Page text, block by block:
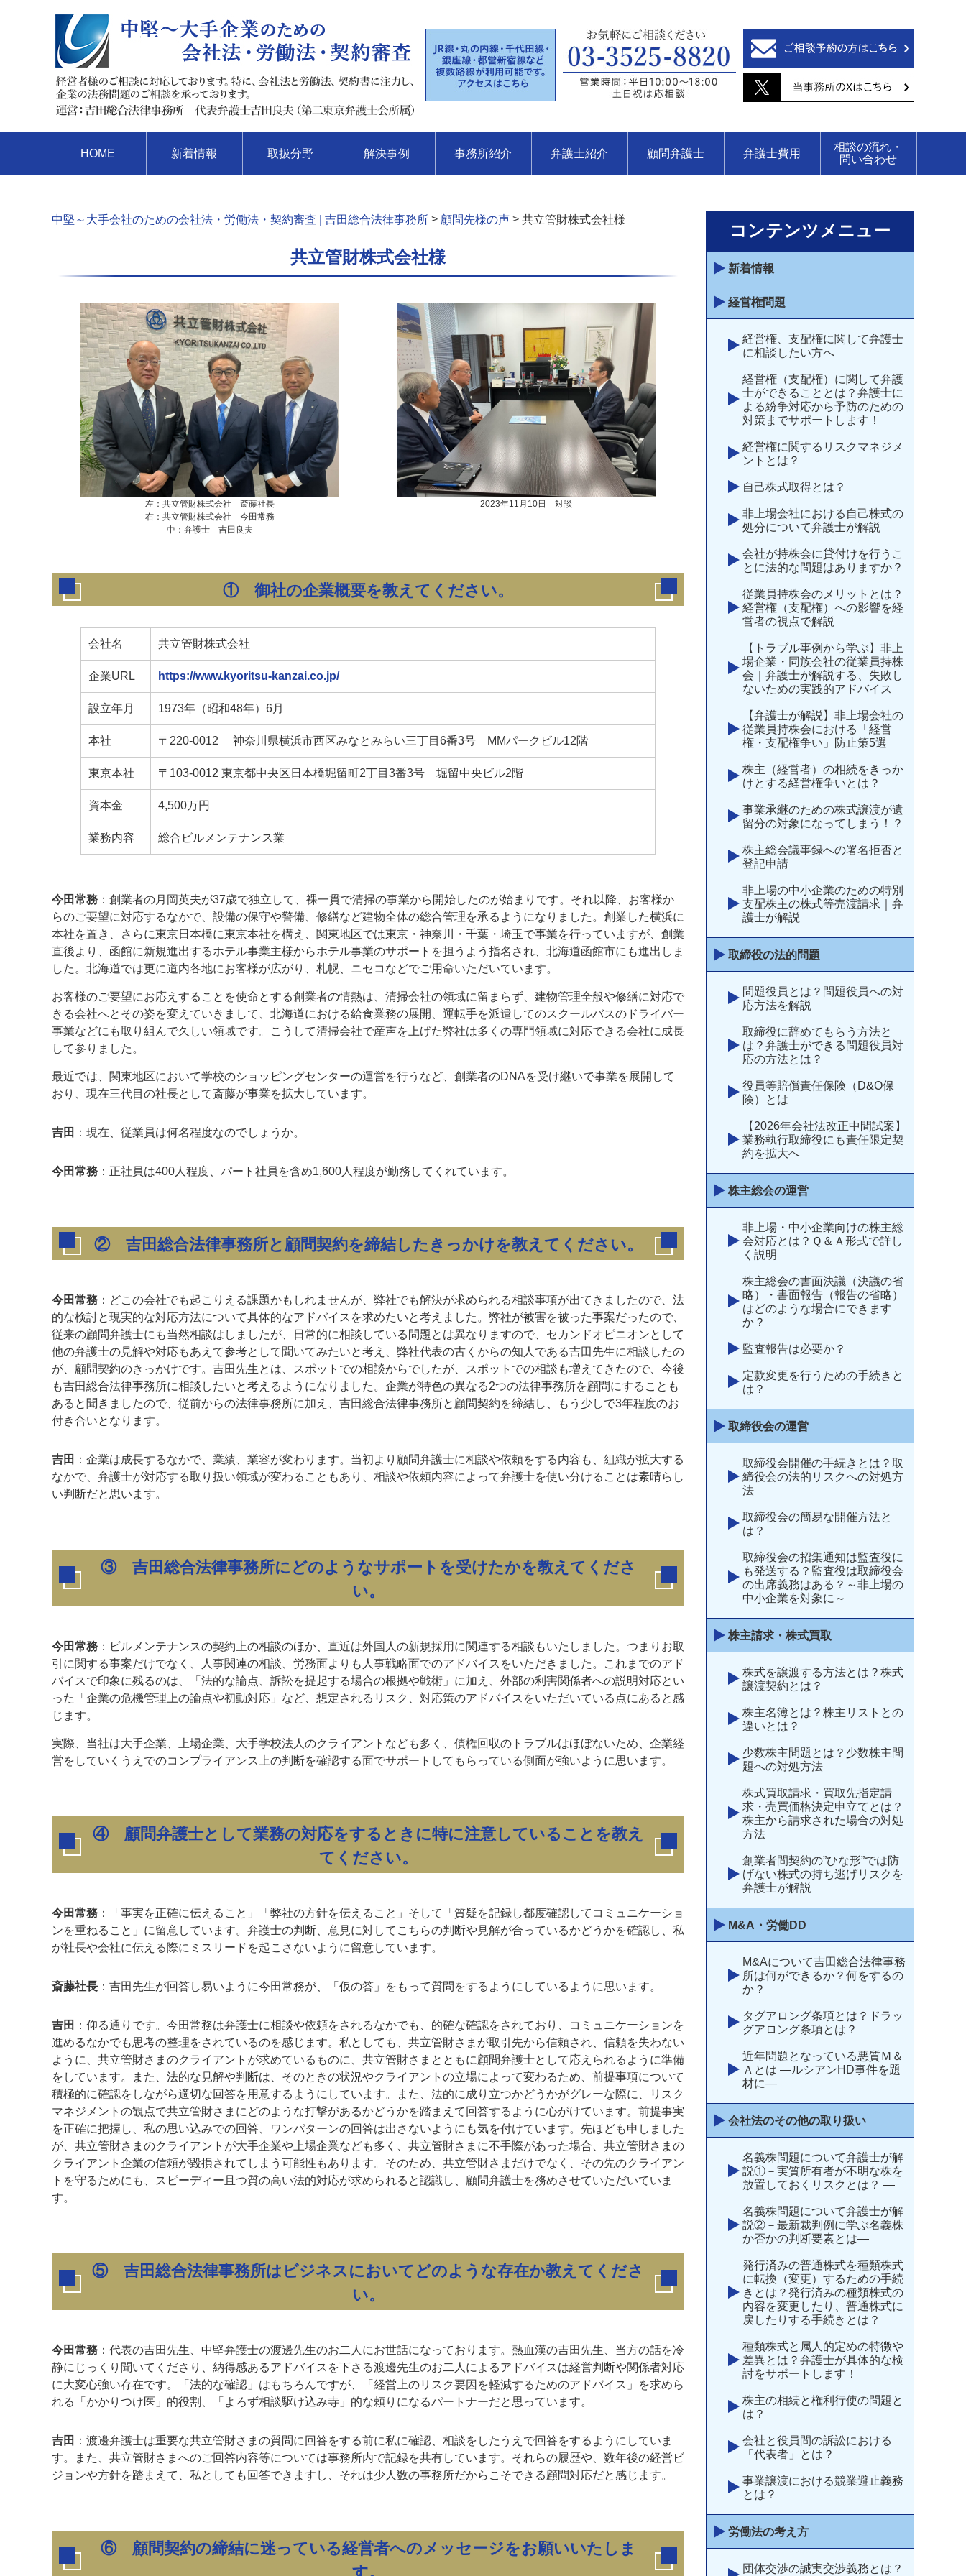
HOME 新着情報 取扱分野 解決事例 事務所紹介 弁護士紹介 顧問弁護士 弁護士費用
相談の流れ・
問い合わせ
中堅～大手会社のための会社法・労働法・契約審査 | 吉田総合法律事務所 > 顧問先様の声 > 共立管財株式会社様
共立管財株式会社様
左：共立管財株式会社 斎藤社長
右：共立管財株式会社 今田常務
中：弁護士 吉田良夫
2023年11月10日 対談
① 御社の企業概要を教えてください。
会社名 共立管財株式会社
企業URL https://www.kyoritsu-kanzai.co.jp/
設立年月 1973年（昭和48年）6月
本社 〒220-0012 神奈川県横浜市西区みなとみらい三丁目6番3号 MMパークビル12階
東京本社 〒103-0012 東京都中央区日本橋堀留町2丁目3番3号 堀留中央ビル2階
資本金 4,500万円
業務内容 総合ビルメンテナンス業
今田常務 ：創業者の月岡英夫が37歳で独立して、裸一貫で清掃の事業から開始したのが始まりです。それ以降、お客様か
らのご要望に対応するなかで、設備の保守や警備、修繕など建物全体の総合管理を承るようになりました。創業した横浜に
本社を置き、さらに東京日本橋に東京本社を構え、関東地区では東京・神奈川・千葉・埼玉で事業を行っていますが、創業
直後より、函館に新規進出するホテル事業主様からホテル事業のサポートを担うよう指名され、北海道函館市にも進出しま
した。北海道では更に道内各地にお客様が広がり、札幌、ニセコなどでご用命いただいています。
お客様のご要望にお応えすることを使命とする創業者の情熱は、清掃会社の領域に留まらず、建物管理全般や修繕に対応で
きる会社へとその姿を変えていきまして、北海道における給食業務の展開、運転手を派遣してのスクールバスのドライバー
事業などにも取り組んで久しい領域です。こうして清掃会社で産声を上げた弊社は多くの専門領域に対応できる会社に成長
して参りました。
最近では、関東地区において学校のショッピングセンターの運営を行うなど、創業者のDNAを受け継いで事業を展開して
おり、現在三代目の社長として斎藤が事業を拡大しています。
吉田 ：現在、従業員は何名程度なのでしょうか。
今田常務 ：正社員は400人程度、パート社員を含め1,600人程度が勤務してくれています。
② 吉田総合法律事務所と顧問契約を締結したきっかけを教えてください。
今田常務 ：どこの会社でも起こりえる課題かもしれませんが、弊社でも解決が求められる相談事項が出てきましたので、法
的な検討と現実的な対応方法について具体的なアドバイスを求めたいと考えました。弊社が被害を被った事案だったので、
従来の顧問弁護士にも当然相談はしましたが、日常的に相談している問題とは異なりますので、セカンドオピニオンとして
他の弁護士の見解や対応もあえて参考として聞いてみたいと考え、弊社代表の古くからの知人である吉田先生に相談したの
が、顧問契約のきっかけです。吉田先生とは、スポットでの相談からでしたが、スポットでの相談も増えてきたので、今後
も吉田総合法律事務所に相談したいと考えるようになりました。企業が特色の異なる2つの法律事務所を顧問にすることも
あると聞きましたので、従前からの法律事務所に加え、吉田総合法律事務所と顧問契約を締結し、もう少しで3年程度のお
付き合いとなります。
吉田 ：企業は成長するなかで、業績、業容が変わります。当初より顧問弁護士に相談や依頼をする内容も、組織が拡大する
なかで、弁護士が対応する取り扱い領域が変わることもあり、相談や依頼内容によって弁護士を使い分けることは素晴らし
い判断だと思います。
③ 吉田総合法律事務所にどのようなサポートを受けたかを教えてくださ
い。
今田常務 ：ビルメンテナンスの契約上の相談のほか、直近は外国人の新規採用に関連する相談もいたしました。つまりお取
引に関する事案だけでなく、人事関連の相談、労務面よりも人事戦略面でのアドバイスをいただきました。これまでのアド
バイスで印象に残るのは、「法的な論点、訴訟を提起する場合の根拠や戦術」に加え、外部の利害関係者への説明対応とい
った「企業の危機管理上の論点や初動対応」など、想定されるリスク、対応策のアドバイスをいただいている点にあると感
じます。
実際、当社は大手企業、上場企業、大手学校法人のクライアントなども多く、債権回収のトラブルはほぼないため、企業経
営をしていくうえでのコンプライアンス上の判断を確認する面でサポートしてもらっている側面が強いように思います。
④ 顧問弁護士として業務の対応をするときに特に注意していることを教え
てください。
今田常務 ：「事実を正確に伝えること」「弊社の方針を伝えること」そして「質疑を記録し都度確認してコミュニケーショ
ンを重ねること」に留意しています。弁護士の判断、意見に対してこちらの判断や見解が合っているかどうかを確認し、私
が社長や会社に伝える際にミスリードを起こさないように留意しています。
斎藤社長 ：吉田先生が回答し易いように今田常務が、「仮の答」をもって質問をするようにしているように思います。
吉田 ：仰る通りです。今田常務は弁護士に相談や依頼をされるなかでも、的確な確認をされており、コミュニケーションを
進めるなかでも思考の整理をされているのを感じます。私としても、共立管財さまが取引先から信頼され、信頼を失わない
ように、共立管財さまのクライアントが求めているものに、共立管財さまとともに顧問弁護士として応えられるように準備
をしています。また、法的な見解や判断は、そのときの状況やクライアントの立場によって変わるため、前提事項について
積極的に確認をしながら適切な回答を用意するようにしています。また、法的に成り立つかどうかがグレーな際に、リスク
マネジメントの観点で共立管財さまにどのような打撃があるかどうかを踏まえて回答するように心がけています。前提事実
を正確に把握し、私の思い込みでの回答、ワンパターンの回答は出さないようにも気を付けています。先ほども申しました
が、共立管財さまのクライアントが大手企業や上場企業なども多く、共立管財さまに不手際があった場合、共立管財さまの
クライアント企業の信頼が毀損されてしまう可能性もあります。そのため、共立管財さまだけでなく、その先のクライアン
トを守るためにも、スピーディー且つ質の高い法的対応が求められると認識し、顧問弁護士を務めさせていただいていま
す。
⑤吉田総合法律事務所はビジネスにおいてどのような存在か教えてくださ
い。
今田常務 ：代表の吉田先生、中堅弁護士の渡邊先生のお二人にお世話になっております。熱血漢の吉田先生、当方の話を冷
静にじっくり聞いてくださり、納得感あるアドバイスを下さる渡邊先生のお二人によるアドバイスは経営判断や関係者対応
に大変心強い存在です。「法的な確認」はもちろんですが、「経営上のリスク要因を軽減するためのアドバイス」を求めら
れる「かかりつけ医」的役割、「よろず相談駆け込み寺」的な頼りになるパートナーだと思っています。
吉田 ：渡邊弁護士は重要な共立管財さまの質問に回答をする前に私に確認、相談をしたうえで回答をするようにしていま
す。また、共立管財さまへのご回答内容等については事務所内で記録を共有しています。それらの履歴や、数年後の経営ビ
ジョンや方針を踏まえて、私としても回答できますし、それは少人数の事務所だからこそできる顧問対応だと感じます。
⑥ 顧問契約の締結に迷っている経営者へのメッセージをお願いいたしま
す。
コンテンツメニュー
新着情報
経営権問題
経営権、支配権に関して弁護士
に相談したい方へ
経営権（支配権）に関して弁護
士ができることとは？弁護士に
よる紛争対応から予防のための
対策までサポートします！
経営権に関するリスクマネジメ
ントとは？
自己株式取得とは？
非上場会社における自己株式の
処分について弁護士が解説
会社が持株会に貸付けを行うこ
とに法的な問題はありますか？
従業員持株会のメリットとは？
経営権（支配権）への影響を経
営者の視点で解説
【トラブル事例から学ぶ】非上
場企業・同族会社の従業員持株
会｜弁護士が解説する、失敗し
ないための実践的アドバイス
【弁護士が解説】非上場会社の
従業員持株会における「経営
権・支配権争い」防止策5選
株主（経営者）の相続をきっか
けとする経営権争いとは？
事業承継のための株式譲渡が遺
留分の対象になってしまう！？
株主総会議事録への署名拒否と
登記申請
非上場の中小企業のための特別
支配株主の株式等売渡請求｜弁
護士が解説
取締役の法的問題
問題役員とは？問題役員への対
応方法を解説
取締役に辞めてもらう方法と
は？弁護士ができる問題役員対
応の方法とは？
役員等賠償責任保険（D&O保
険）とは
【2026年会社法改正中間試案】
業務執行取締役にも責任限定契
約を拡大へ
株主総会の運営
非上場・中小企業向けの株主総
会対応とは？Ｑ＆Ａ形式で詳し
く説明
株主総会の書面決議（決議の省
略）・書面報告（報告の省略）
はどのような場合にできます
か？
監査報告は必要か？
定款変更を行うための手続きと
は？
取締役会の運営
取締役会開催の手続きとは？取
締役会の法的リスクへの対処方
法
取締役会の簡易な開催方法と
は？
取締役会の招集通知は監査役に
も発送する？監査役は取締役会
の出席義務はある？～非上場の
中小企業を対象に～
株主請求・株式買取
株式を譲渡する方法とは？株式
譲渡契約とは？
株主名簿とは？株主リストとの
違いとは？
少数株主問題とは？少数株主問
題への対処方法
株式買取請求・買取先指定請
求・売買価格決定申立てとは？
株主から請求された場合の対処
方法
創業者間契約の”ひな形”では防
げない株式の持ち逃げリスクを
弁護士が解説
M&A・労働DD
M&Aについて吉田総合法律事務
所は何ができるか？何をするの
か？
タグアロング条項とは？ドラッ
グアロング条項とは？
近年問題となっている悪質Ｍ＆
Ａとは ―ルシアンHD事件を題
材に―
会社法のその他の取り扱い
名義株問題について弁護士が解
説①－実質所有者が不明な株を
放置しておくリスクとは？ —
名義株問題について弁護士が解
説②－最新裁判例に学ぶ名義株
か否かの判断要素とは―
発行済みの普通株式を種類株式
に転換（変更）するための手続
きとは？発行済みの種類株式の
内容を変更したり、普通株式に
戻したりする手続きとは？
種類株式と属人的定めの特徴や
差異とは？弁護士が具体的な検
討をサポートします！
株主の相続と権利行使の問題と
は？
会社と役員間の訴訟における
「代表者」とは？
事業譲渡における競業避止義務
とは？
労働法の考え方
団体交渉の誠実交渉義務とは？